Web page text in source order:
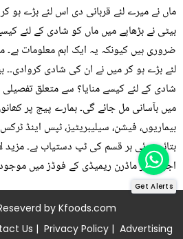
ماں نے میرے لئے قربانی دی اس لئے بڑے ہو
بیٹی نے بڑھاپے میں ماں کو شادی کے لئے
ضروری ہیں کیونکہ یہ ایک اہم معلومات ہے۔
لئے بڑے ہو کر میں نے ان کی شادی کروادی۔۔
شادی کے لئے کیسے منایا؟ سے متعلق
میں بآسانی مل جائے گی۔ ہمارے پیج پر
بیماریوں، فیشن، سیلیبریٹیز، ٹپس اینڈ
بتائی ہوئی ہر قسم کی ٹپ دستیاب ہے۔
اجزاء اور ماڈرن ریمیڈی کے فوڈز میں
by Kfoods.com
Us | Privacy Policy | Advertising
Get Alerts